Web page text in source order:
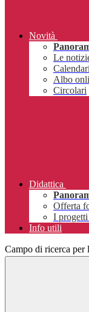
Novità
Le
Albo
Circolari
Didattica
Offerta
I progetti
Info utili
Campo di ricerca per